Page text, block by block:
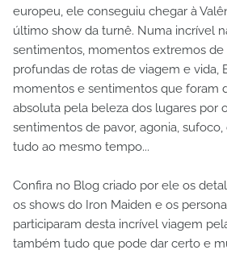
europeu, ele conseguiu chegar à
último show da turnê. Numa incrível
sentimentos, momentos extremos de
profundas de rotas de viagem e vida,
momentos e sentimentos que foram
absoluta pela beleza dos lugares por
sentimentos de pavor, agonia, sufoco,
tudo ao mesmo tempo...
Confira no Blog criado por ele os
os shows do Iron Maiden e os
participaram desta incrível viagem
também tudo que pode dar certo e